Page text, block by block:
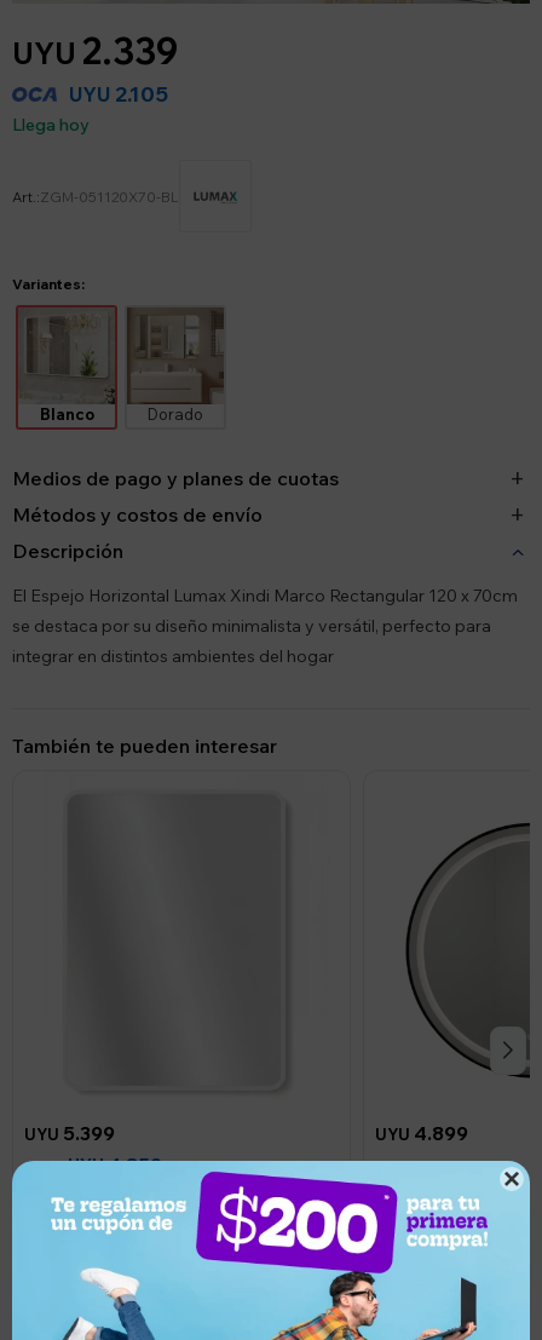

UYU 2.339
UYU 2.105
Llega hoy
ZGM-051120X70-BL
Variantes:
Blanco Dorado
Medios de pago y planes de cuotas
Métodos y costos de envío
Descripción
El Espejo Horizontal Lumax Xindi Marco Rectangular 120 x 70cm
se destaca por su diseño minimalista y versátil, perfecto para
integrar en distintos ambientes del hogar
También te pueden interesar
UYU 5.399
UYU4.859
Espejo Vertical Lumax Suleban c/marco
y luz 90x70cm - Blanco
UYU 4.899
4.409
Espejo redondo
Llega hoy